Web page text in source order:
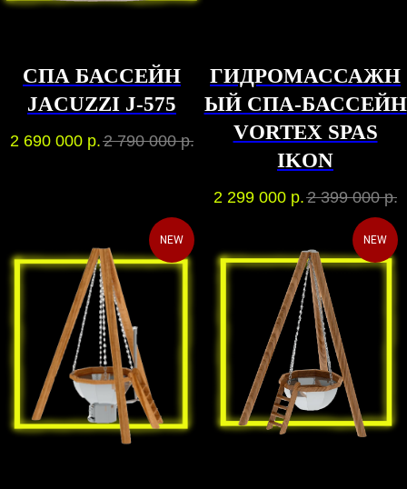
СПА БАССЕЙН
JACUZZI J-575
2 690 000 р.2 790 000 р.
ГИДРОМАССАЖН
ЫЙ CПА-БАССЕЙН
VORTEX SPAS
IKON
2 299 000 р.2 399 000 р.
NEW NEW